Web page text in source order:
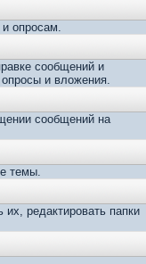
опросам.
сообщений и
и вложения.
сообщений на
темы.
редактировать папки